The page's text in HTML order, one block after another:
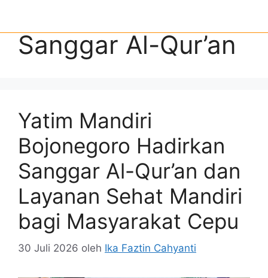
Sanggar Al-Qur’an
Yatim Mandiri
Bojonegoro Hadirkan
Sanggar Al-Qur’an dan
Layanan Sehat Mandiri
bagi Masyarakat Cepu
30 Juli 2026 oleh Ika Faztin Cahyanti